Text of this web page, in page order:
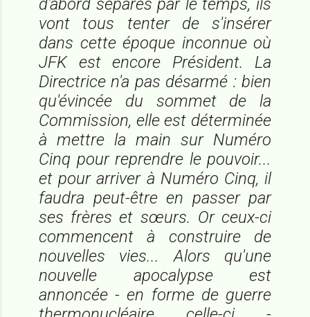
vont tous tenter de s'insérer
dans cette époque inconnue où
JFK est encore Président. La
Directrice n'a pas désarmé : bien
qu'évincée du sommet de la
Commission, elle est déterminée
à mettre la main sur Numéro
Cinq pour reprendre le pouvoir...
et pour arriver à Numéro Cinq, il
faudra peut-être en passer par
ses frères et sœurs. Or ceux-ci
commencent à construire de
nouvelles vies... Alors qu'une
nouvelle apocalypse est
annoncée - en forme de guerre